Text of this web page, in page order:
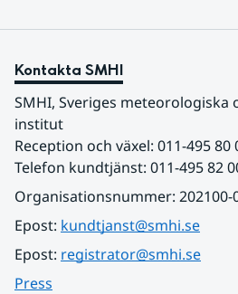
Kontakta SMHI
SMHI, Sveriges meteorologiska
institut
Reception och växel: 011-495 80
Telefon kundtjänst: 011-495 82
Organisationsnummer: 202100-
Epost: kundtjanst@smhi.se
Epost: registrator@smhi.se
Press